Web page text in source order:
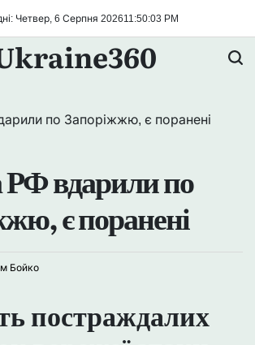
Четвер, 6 Серпня 202611 :50:04 PM
РФ вдарили по
є поранені
Бойко
постраждалих